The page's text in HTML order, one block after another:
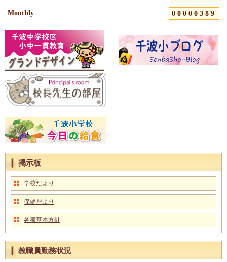
Monthly 00000389
掲示板
学校だより
保健だより
各種基本方針
教職員勤務状況